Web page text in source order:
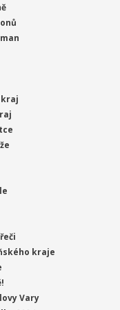
kraj
kraje
Vary